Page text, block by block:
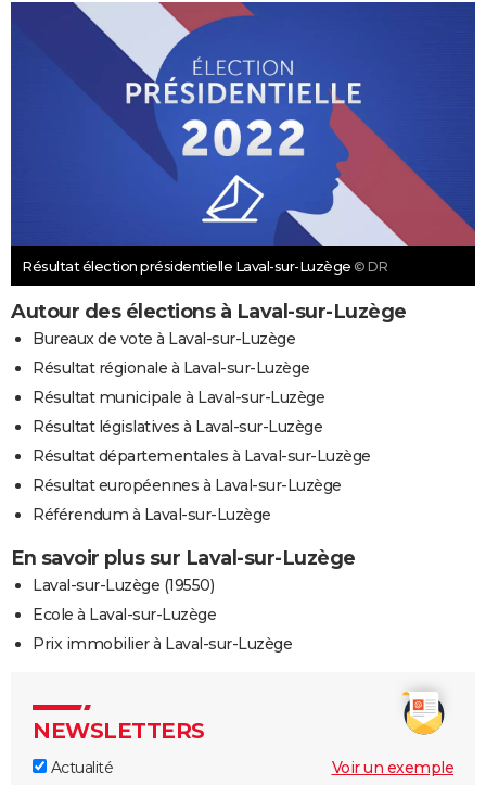
Résultat élection présidentielle Laval-sur-Luzège © DR
Autour des élections à Laval-sur-Luzège
Bureaux de vote à Laval-sur-Luzège
Résultat régionale à Laval-sur-Luzège
Résultat municipale à Laval-sur-Luzège
Résultat législatives à Laval-sur-Luzège
Résultat départementales à Laval-sur-Luzège
Résultat européennes à Laval-sur-Luzège
Référendum à Laval-sur-Luzège
En savoir plus sur Laval-sur-Luzège
Laval-sur-Luzège (19550)
Ecole à Laval-sur-Luzège
Prix immobilier à Laval-sur-Luzège
NEWSLETTERS
Actualité
Voir un exemple